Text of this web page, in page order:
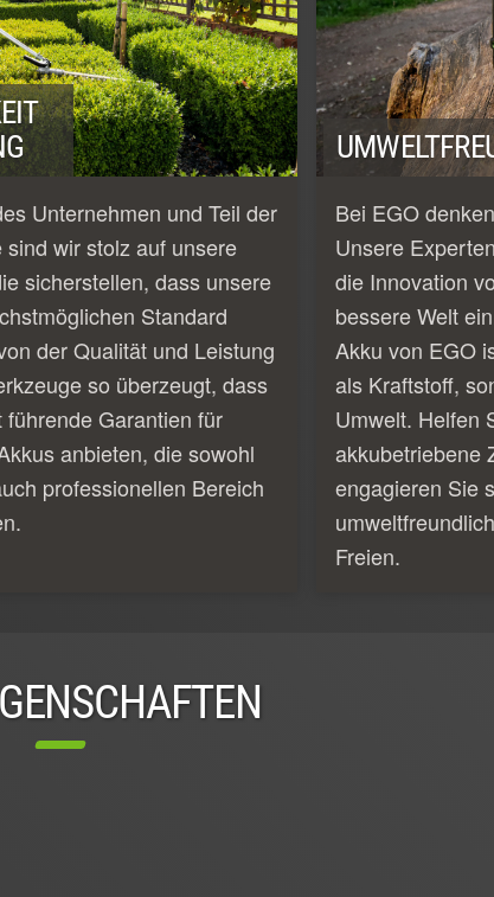
Unternehmen und Teil der
wir stolz auf unsere
sicherstellen, dass unsere
Standard
der Qualität und Leistung
so überzeugt, dass
Garantien für
anbieten, die sowohl
professionellen Bereich
Bei EGO
Unsere
die Innovation
bessere Welt
Akku von EGO
als Kraftstoff,
Umwelt. Helfen
akkubetriebene
engagieren Sie
Freien.